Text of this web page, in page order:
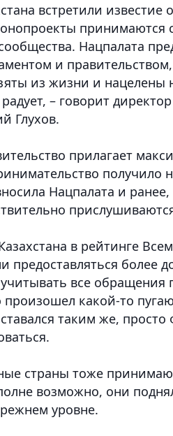
встретили известие
принимаются
Нацпалата
и
из жизни и нацелены
– говорит
Глухов.
прилагает
получило
Нацпалата и
в рейтинге
предоставляться более
все
произошел какой-то
таким же,
страны тоже
возможно, они
уровне.